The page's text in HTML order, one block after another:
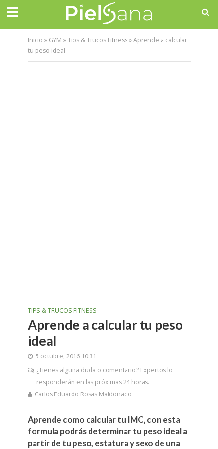
Inicio » GYM »Tips & Trucos Fitness»Aprende a calcular
tu peso ideal
TIPS & TRUCOS FITNESS
Aprende a calcular tu peso
ideal
5 octubre, 2016 10:31
¿Tienes alguna duda o comentario? Expertos lo
responderán en las próximas 24 horas.
Carlos Eduardo Rosas Maldonado
Aprende como calcular tu IMC, con esta
formula podrás determinar tu peso ideal a
partir de tu peso, estatura y sexo de una